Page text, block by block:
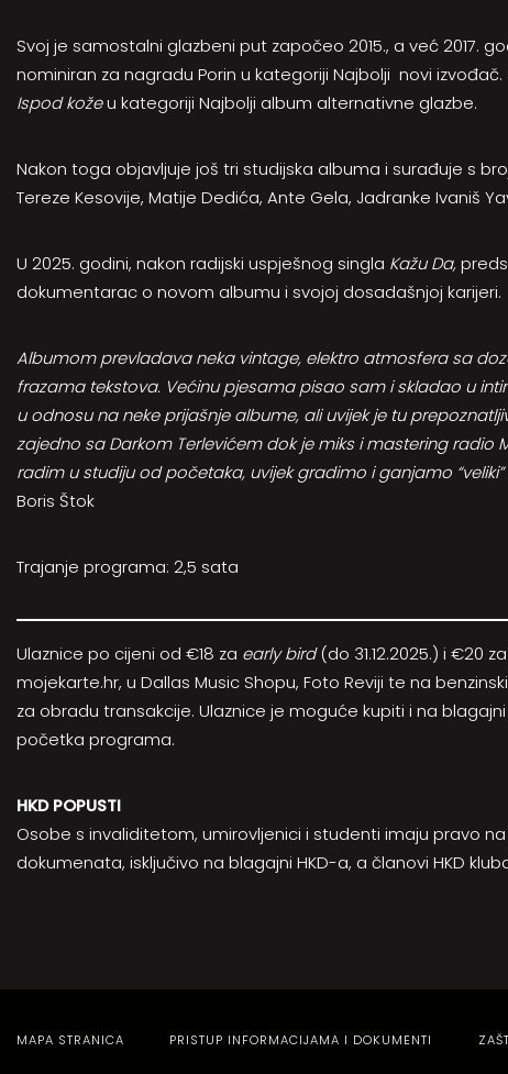
Svoj je samostalni glazbeni put započeo 2015., a već 2017.
nominiran za nagradu Porin u kategoriji Najbolji novi
Ispod kožeu kategoriji Najbolji album alternativne glazbe.
Nakon toga objavljuje još tri studijska albuma i surađuje s
Tereze Kesovije, Matije Dedića, Ante Gela, Jadranke Ivaniš
U 2025. godini, nakon radijski uspješnog singla Kažu Da,
dokumentarac o novom albumu i svojoj dosadašnjoj karijeri.
Albumom prevladava neka vintage, elektro atmosfera sa
frazama tekstova. Većinu pjesama pisao sam i skladao u
u odnosu na neke prijašnje albume, ali uvijek je tu
zajedno sa Darkom Terlevićem dok je miks i mastering radio
radim u studiju od početaka, uvijek gradimo i ganjamo
Boris Štok
Trajanje programa: 2,5 sata
Ulaznice po cijeni od €18 za early bird(do 31.12.2025.) i €20
mojekarte.hr, u Dallas Music Shopu, Foto Reviji te na
za obradu transakcije. Ulaznice je moguće kupiti i na
početka programa.
HKD POPUSTI
Osobe s invaliditetom, umirovljenici i studenti imaju pravo
dokumenata, isključivo na blagajni HKD-a, a članovi HKD
MAPA STRANICA PRISTUP INFORMACIJAMA I DOKUMENTI